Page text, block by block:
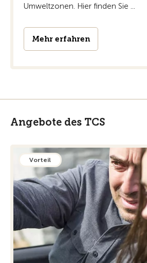
Umweltzonen. Hier finden Sie ...
Mehr erfahren
Angebote des TCS
Vorteil